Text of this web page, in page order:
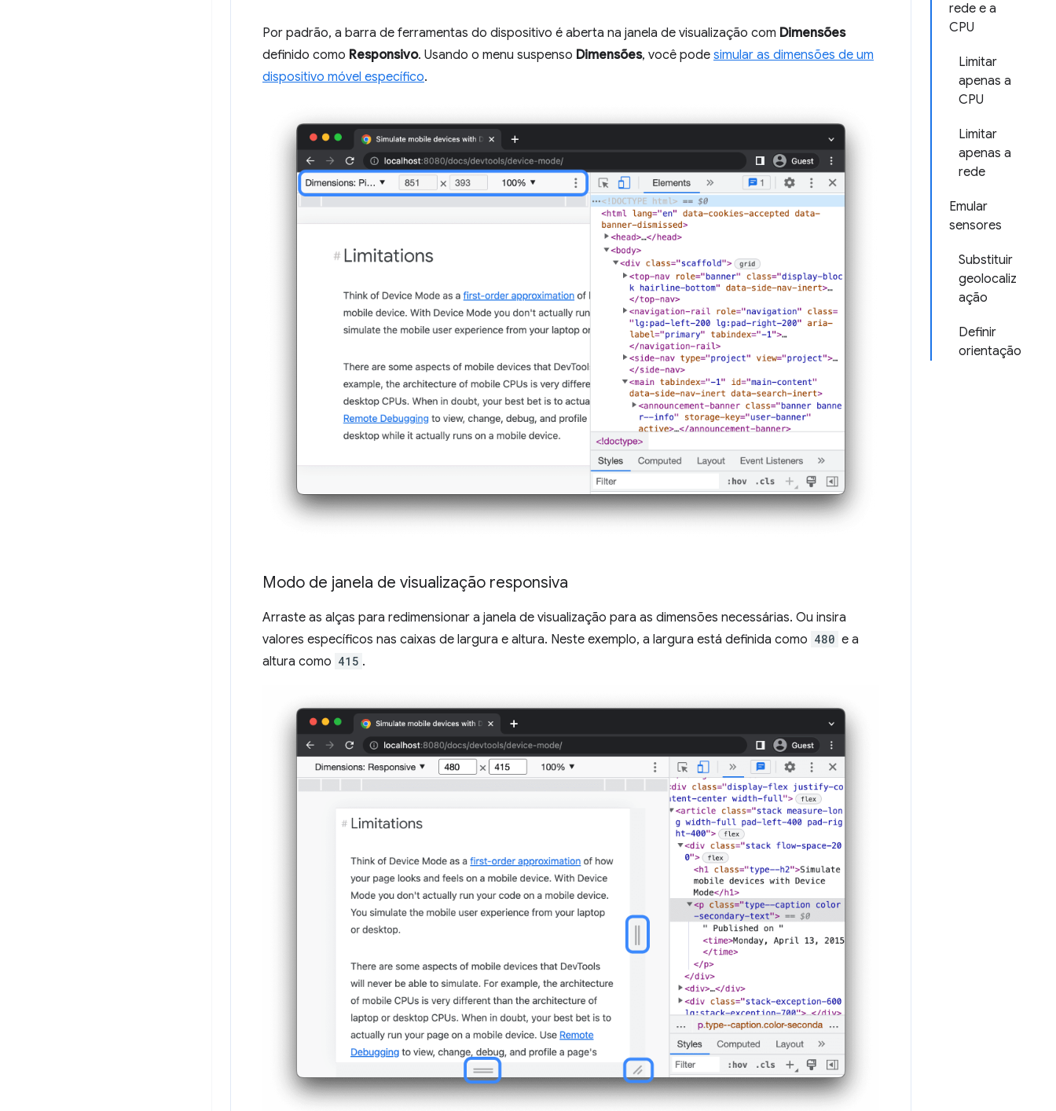
rede e a
CPU
Limitar
apenas a
CPU
Limitar
apenas a
rede
Emular
sensores
Substituir
geolocaliz
ação
Definir
orientação
Por padrão, a barra de ferramentas do dispositivo é aberta na janela de visualização com Dimensões
definido como Responsivo. Usando o menu suspenso Dimensões, você pode simular as dimensões de um
dispositivo móvel específico.
Modo de janela de visualização responsiva
Arraste as alças para redimensionar a janela de visualização para as dimensões necessárias. Ou insira
valores específicos nas caixas de largura e altura. Neste exemplo, a largura está definida como 480 e a
altura como 415 .